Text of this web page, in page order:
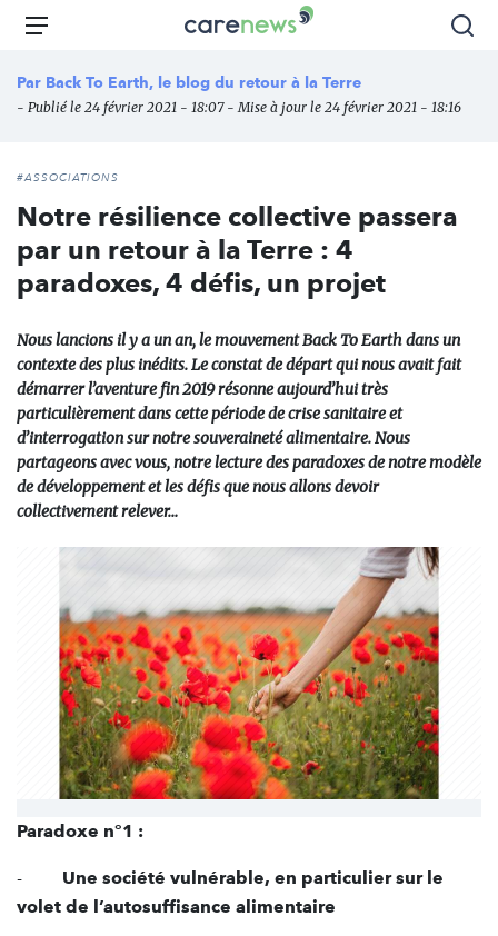
Aller
principal
Carenews,
média
des
Menu
Par Back To Earth, le blog du retour à la Terre
- Publié le 24 février 2021 - 18:07 - Mise à jour le 24 février 2021 - 18:16
#ASSOCIATIONS
Notre résilience collective passera
par un retour à la Terre : 4
paradoxes, 4 défis, un projet
Nous lancions il y a un an, le mouvement Back To Earth dans un
contexte des plus inédits. Le constat de départ qui nous avait fait
démarrer l’aventure fin 2019 résonne aujourd’hui très
particulièrement dans cette période de crise sanitaire et
d’interrogation sur notre souveraineté alimentaire. Nous
partageons avec vous, notre lecture des paradoxes de notre modèle
de développement et les défis que nous allons devoir
collectivement relever…
Paradoxe n°1 :
- Une société vulnérable, en particulier sur le
volet de l’autosuffisance alimentaire